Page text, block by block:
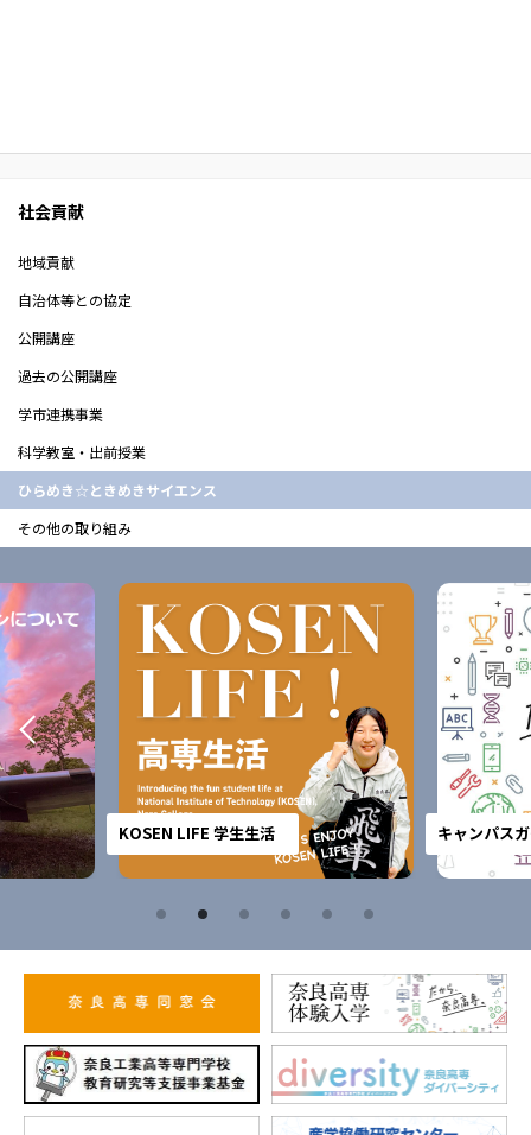
社会貢献
地域貢献
自治体等との協定
公開講座
過去の公開講座
学市連携事業
科学教室・出前授業
ひらめき☆ときめきサイエンス
その他の取り組み
KOSEN LIFE 学生生活 キャンパス